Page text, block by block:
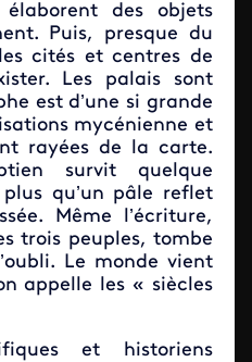
des objets
Puis, presque du
cités et centres de
Les palais sont
est d’une si grande
mycénienne et
rayées de la carte.
survit quelque
qu’un pâle reflet
Même l’écriture,
trois peuples, tombe
Le monde vient
appelle les « siècles
et historiens